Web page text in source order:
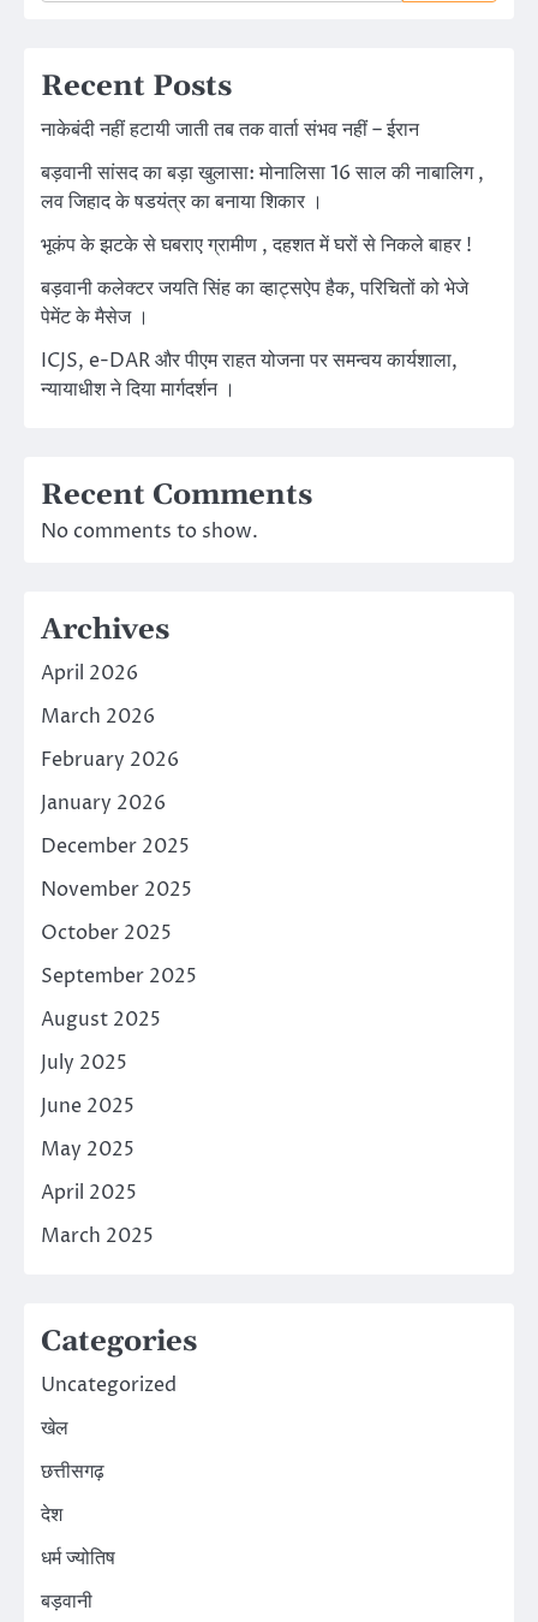
Recent Posts
नाकेबंदी नहीं हटायी जाती तब तक वार्ता संभव नहीं – ईरान
बड़वानी सांसद का बड़ा खुलासा: मोनालिसा 16 साल की नाबालिग ,
लव जिहाद के षडयंत्र का बनाया शिकार ।
भूकंप के झटके से घबराए ग्रामीण , दहशत में घरों से निकले बाहर !
बड़वानी कलेक्टर जयति सिंह का व्हाट्सऐप हैक, परिचितों को भेजे
पेमेंट के मैसेज ।
ICJS, e-DAR और पीएम राहत योजना पर समन्वय कार्यशाला,
न्यायाधीश ने दिया मार्गदर्शन ।
Recent Comments
No comments to show.
Archives
April 2026
March 2026
February 2026
January 2026
December 2025
November 2025
October 2025
September 2025
August 2025
July 2025
June 2025
May 2025
April 2025
March 2025
Categories
Uncategorized
खेल
छत्तीसगढ़
देश
धर्म ज्योतिष
बड़वानी